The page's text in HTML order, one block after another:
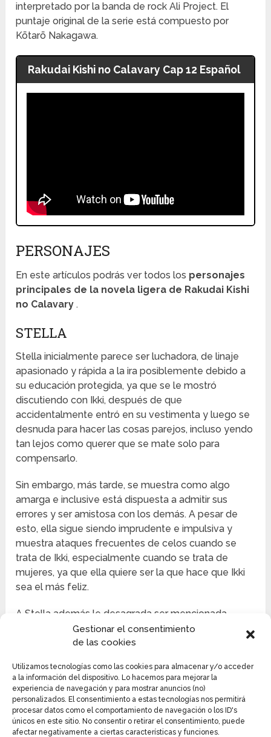
Gestionar el consentimiento
de las cookies
Utilizamos tecnologías como las cookies para almacenar y/o acceder
a la información del dispositivo. Lo hacemos para mejorar la
experiencia de navegación y para mostrar anuncios (no)
personalizados. El consentimiento a estas tecnologías nos permitirá
procesar datos como el comportamiento de navegación o los ID's
únicos en este sitio. No consentir o retirar el consentimiento, puede
afectar negativamente a ciertas características y funciones.
interpretado por la banda de rock Ali Project. El
puntaje original de la serie está compuesto por
Kōtarō Nakagawa.
Rakudai Kishi no Calavary Cap 12 Español
PERSONAJES
En este artículos podrás ver todos los personajes
principales de la novela ligera de Rakudai Kishi
no Calavary .
STELLA
Stella inicialmente parece ser luchadora, de linaje
apasionado y rápida a la ira posiblemente debido a
su educación protegida, ya que se le mostró
discutiendo con Ikki, después de que
accidentalmente entró en su vestimenta y luego se
desnuda para hacer las cosas parejos, incluso yendo
tan lejos como querer que se mate solo para
compensarlo.
Sin embargo, más tarde, se muestra como algo
amarga e inclusive está dispuesta a admitir sus
errores y ser amistosa con los demás. A pesar de
esto, ella sigue siendo imprudente e impulsiva y
muestra ataques frecuentes de celos cuando se
trata de Ikki, especialmente cuando se trata de
mujeres, ya que ella quiere ser la que hace que Ikki
sea el más feliz.
A Stella además le desagrada ser mencionada
prodigio o genio y desprecia a cualquiera que vea
sus habilidades naturales como su única fuente de
un prodigio, y quiere mostrar su capacidad con una
espada, como bien.